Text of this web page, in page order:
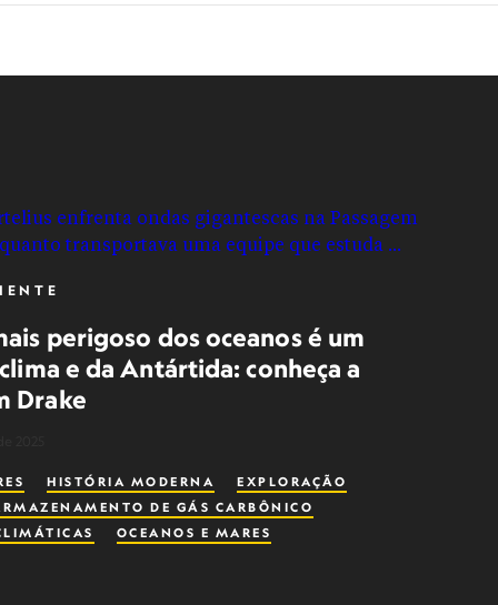
perigoso dos oceanos é um
e da Antártida: conheça a
Drake
HISTÓRIA MODERNA
EXPLORAÇÃO
DE GÁS CARBÔNICO
OCEANOS E MARES